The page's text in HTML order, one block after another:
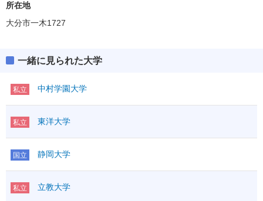
所在地
大分市一木1727
一緒に見られた大学
私立 中村学園大学
私立 東洋大学
国立 静岡大学
私立 立教大学